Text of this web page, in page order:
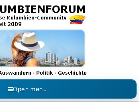
Das
Geschichte und Visum in Kolumbien und Venezuela.
im Kolumbienforum
Open menu